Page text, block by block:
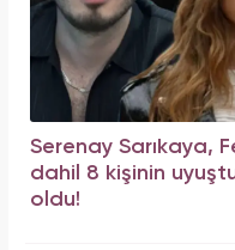
Serenay Sarıkaya,
dahil 8 kişinin
oldu!